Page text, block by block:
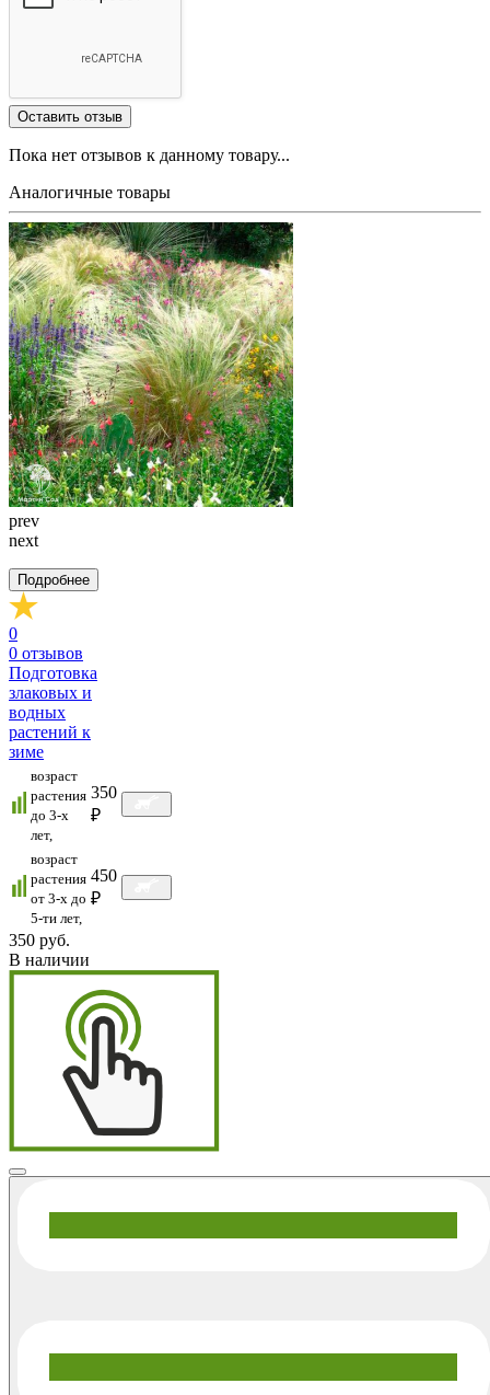
Пока нет отзывов к данному товару...
Аналогичные товары
prev
next
Подробнее
0
0 отзывов
Подготовка
злаковых и
водных
растений к
зиме
возраст
растения
до 3-х
лет,
350
₽
возраст
растения
от 3-х до
5-ти лет,
450
₽
350 руб.
В наличии